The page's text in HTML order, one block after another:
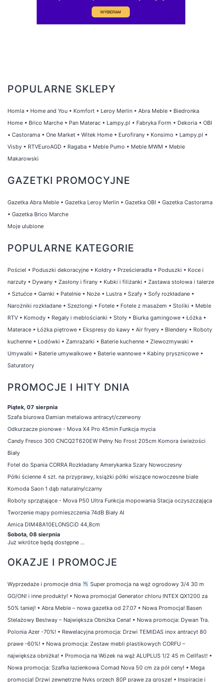
POPULARNE SKLEPY
Homla • Home and You • Komfort • Leroy Merlin • Abra Meble • Biedronka
Home • Brico Marche • Pan Materac • Lampy.pl • Fabryka Form • Dekoria • OBI
• Castorama • One Market • Witek Home • Eurofirany • Konsimo • Lampy.pl •
Visby • RTVEuroAGD • Ragaba • Meble Pumo • Meble MWM • Meble
Makarowski
GAZETKI PROMOCYJNE
Gazetka Abra Meble • Gazetka Leroy Merlin • Gazetka OBI • Gazetka Castorama
• Gazetka Brico Marche
Moje ulubione
POPULARNE KATEGORIE
Pościel • Poduszki dekoracyjne • Kołdry • Prześcieradła • Poduszki • Koce i
narzuty • Dywany • Zasłony i firany • Kubki i filiżanki • Zastawa stołowa i talerze
• Sztućce • Garnki • Patelnie • Noże • Lustra • Szafy • Sofy rozkładane •
Narożniki rozkładane • Szezlongi • Fotele • Fotele z masażem • Stoliki • Meble
RTV • Komody • Regały i meblościanki • Stoły • Biurka gamingowe • Łóżka •
Materace • Łóżka piętrowe • Ekspresy do kawy • Air fryery • Blendery • Roboty
kuchenne • Lodówki • Zamrażarki • Baterie kuchenne • Zlewozmywaki •
Umywalki • Baterie umywalkowe • Baterie wannowe • Kabiny prysznicowe •
Saturatory
PROMOCJE I HITY DNIA
Piątek, 07 sierpnia
Szafa biurowa Damian metalowa antracyt/czerwony
Odkurzacze pionowe - Mova X4 Pro 45min Funkcja mycia
Candy Fresco 300 CNCQ2T620EW Pełny No Frost 205cm Komora świeżości
Biały
Fotel do Spania CORRA Rozkładany Amerykanka Szary Nowoczesny
Półki ścienne 4 szt. na przyprawy, książki półki wiszące nowoczesne białe
Komoda Saon 1 dąb naturalny/czarny
Roboty sprzątające - Mova P50 Ultra Funkcja mopowania Stacja oczyszczająca
Tworzenie mapy pomieszczenia 74dB Biały AI
Amica DIM48A10ELONSCiD 44,8cm
Sobota, 08 sierpnia
Już wkrótce będą dostępne ...
OKAZJE I PROMOCJE
Wyprzedaże i promocje dnia
Super promocja na wąż ogrodowy 3/4 30 m
GO/ON! i inne produkty! • Nowa promocja! Generator chloru INTEX QX1200 za
50% taniej! • Abra Meble – nowa gazetka od 27.07 • Nowa Promocja! Basen
Stelażowy Bestway – Największa Obniżka Cena! • Nowa promocja: Dywan Tra.
Polonia Azer -70%! • Rewelacyjna promocja: Drzwi TEMIDAS inox antracyt 80
prawe -60%! • Nowa promocja: Zestaw mebli plastikowych CORFU –
największa obniżka! • Promocja na Wózek na wąż ALUPLUS 1/2 45 m Cellfast! •
Nowa promocja: Szafka łazienkowa Comad Nova 50 cm za pół ceny! • Mega
promocja! Drzwi zewnętrzne Nyks orzech 80P prawe za grosze! • Inspiracje i